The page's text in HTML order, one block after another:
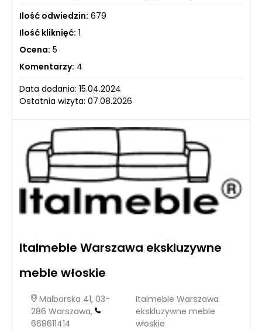
Ilość odwiedzin: 679
Ilość kliknięć: 1
Ocena: 5
Komentarzy: 4
Data dodania: 15.04.2024
Ostatnia wizyta: 07.08.2026
Italmeble Warszawa ekskluzywne
meble włoskie
Malborska 41, 03-
286 Warszawa,
668611414
Italmeble Warszawa
ekskluzywne meble
włoskie